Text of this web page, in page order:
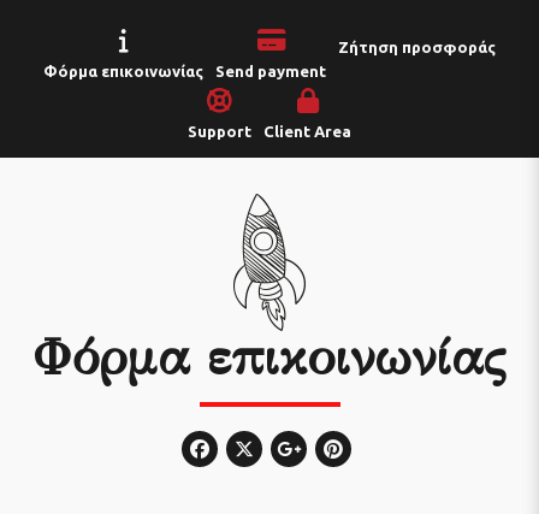
Φόρμα επικοινωνίας Send payment
Ζήτηση προσφοράς
Support Client Area
Φόρμα επικοινωνίας